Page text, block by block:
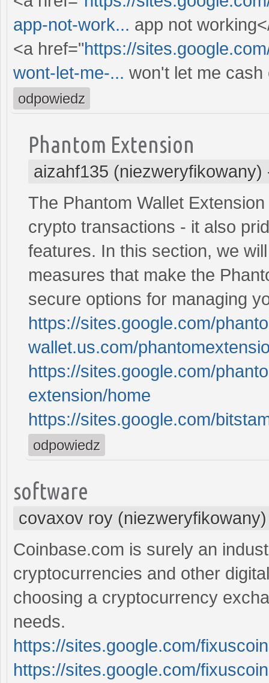
app-not-work... app not
<a href="https://
wont-let-me-... won't let me cash
odpowiedz
Phantom Extension
aizahf135 (niezweryfikowany)
The Phantom Wallet
crypto transactions - it also
features. In this section, we
measures that make the
secure options for managing
https://sites.google.com/
wallet.us.com/
https://sites.google.com/
extension/home
https://sites.google.com/
odpowiedz
software
covaxov roy (niezweryfikowany)
Coinbase.com is surely an
cryptocurrencies and other
choosing a cryptocurrency
needs.
https://sites.google.com/
https://sites.google.com/